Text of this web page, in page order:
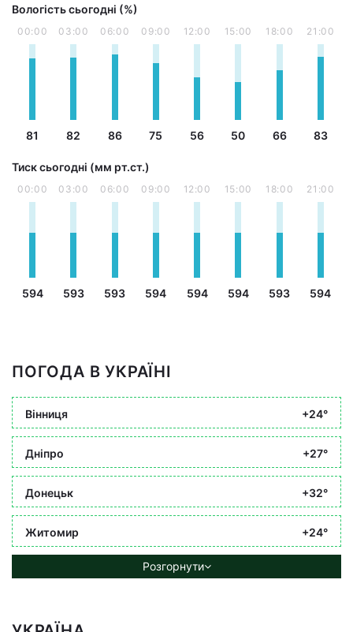
Вологість сьогодні (%)
00:00
81
03:00
82
06:00
86
09:00
75
12:00
56
15:00
50
18:00
66
21:00
83
Тиск сьогодні (мм рт.ст.)
00:00
594
03:00
593
06:00
593
09:00
594
12:00
594
15:00
594
18:00
593
21:00
594
ПОГОДА В УКРАЇНІ
Вінниця +24°
Дніпро +27°
Донецьк +32°
Житомир +24°
Розгорнути